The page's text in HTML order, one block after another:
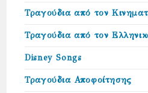
Τραγούδια από τον
Τραγούδια από τον
Disney Songs
Τραγούδια Αποφοίτησης